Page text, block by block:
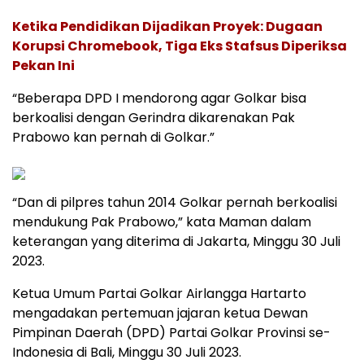
Ketika Pendidikan Dijadikan Proyek: Dugaan
Korupsi Chromebook, Tiga Eks Stafsus Diperiksa
Pekan Ini
“Beberapa DPD I mendorong agar Golkar bisa
berkoalisi dengan Gerindra dikarenakan Pak
Prabowo kan pernah di Golkar.”
“Dan di pilpres tahun 2014 Golkar pernah berkoalisi
mendukung Pak Prabowo,” kata Maman dalam
keterangan yang diterima di Jakarta, Minggu 30 Juli
2023.
Ketua Umum Partai Golkar Airlangga Hartarto
mengadakan pertemuan jajaran ketua Dewan
Pimpinan Daerah (DPD) Partai Golkar Provinsi se-
Indonesia di Bali, Minggu 30 Juli 2023.